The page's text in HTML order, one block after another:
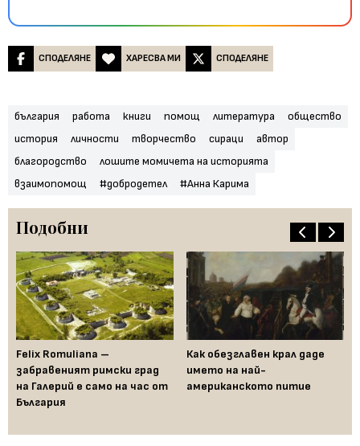
СПОДЕЛЯНЕ ХАРЕСВА МИ СПОДЕЛЯНЕ
българия работа книги помощ литература
общество
история
личности творчество сираци
автор
благородство
лошите момичета на историята
взаимопомощ
#добродетел #Анна Карима
Подобни
Felix Romuliana –
забравеният римски град
на Галерий е само на час от
България
Как обезглавен крал даде
името на най-
американското питие